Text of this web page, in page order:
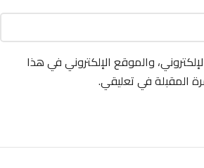
والموقع الإلكتروني في هذا
المقبلة في تعليقي.